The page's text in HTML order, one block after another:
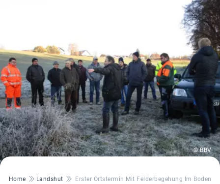
© BBV
Pfadnavigation
Home Landshut Erster Ortstermin Mit Felderbegehung Im